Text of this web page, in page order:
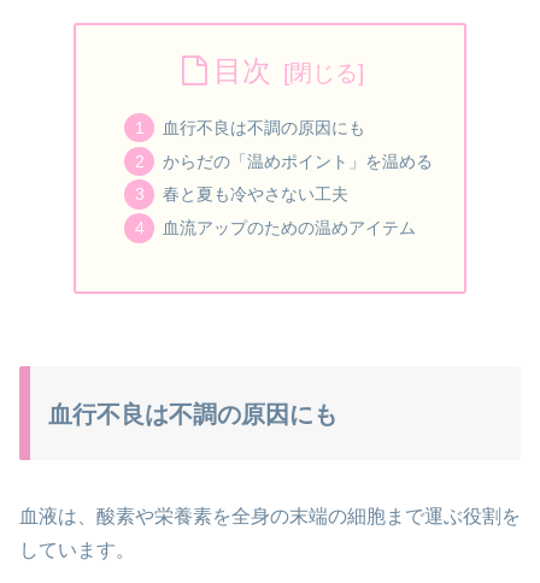
目次
血行不良は不調の原因にも
からだの「温めポイント」を温める
春と夏も冷やさない工夫
血流アップのための温めアイテム
血行不良は不調の原因にも
血液は、酸素や栄養素を全身の末端の細胞まで運ぶ役割を
しています。